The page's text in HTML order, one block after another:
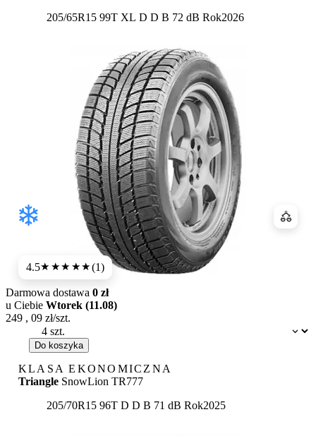
205/65R15 99T XL Etykieta:
D D B 72 dB Rok2026
4.5★★★★★(1)
Dostępność:
Darmowa dostawa 0 zł
u Ciebie Wtorek (11.08)
249 , 09 zł/szt.
Do koszyka
KLASA EKONOMICZNA
Triangle SnowLion TR777
205/70R15 96T Etykieta:
D D B 71 dB Rok2025